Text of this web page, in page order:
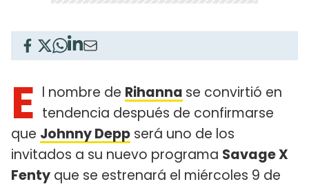
E l nombre de Rihanna se convirtió en
tendencia después de confirmarse
que Johnny Depp será uno de los
invitados a su nuevo programa Savage X
Fenty que se estrenará el miércoles 9 de